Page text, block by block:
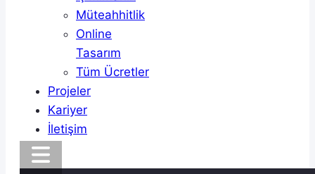
Müteahhitlik
Online
Tasarım
Tüm Ücretler
Projeler
Kariyer
İletişim